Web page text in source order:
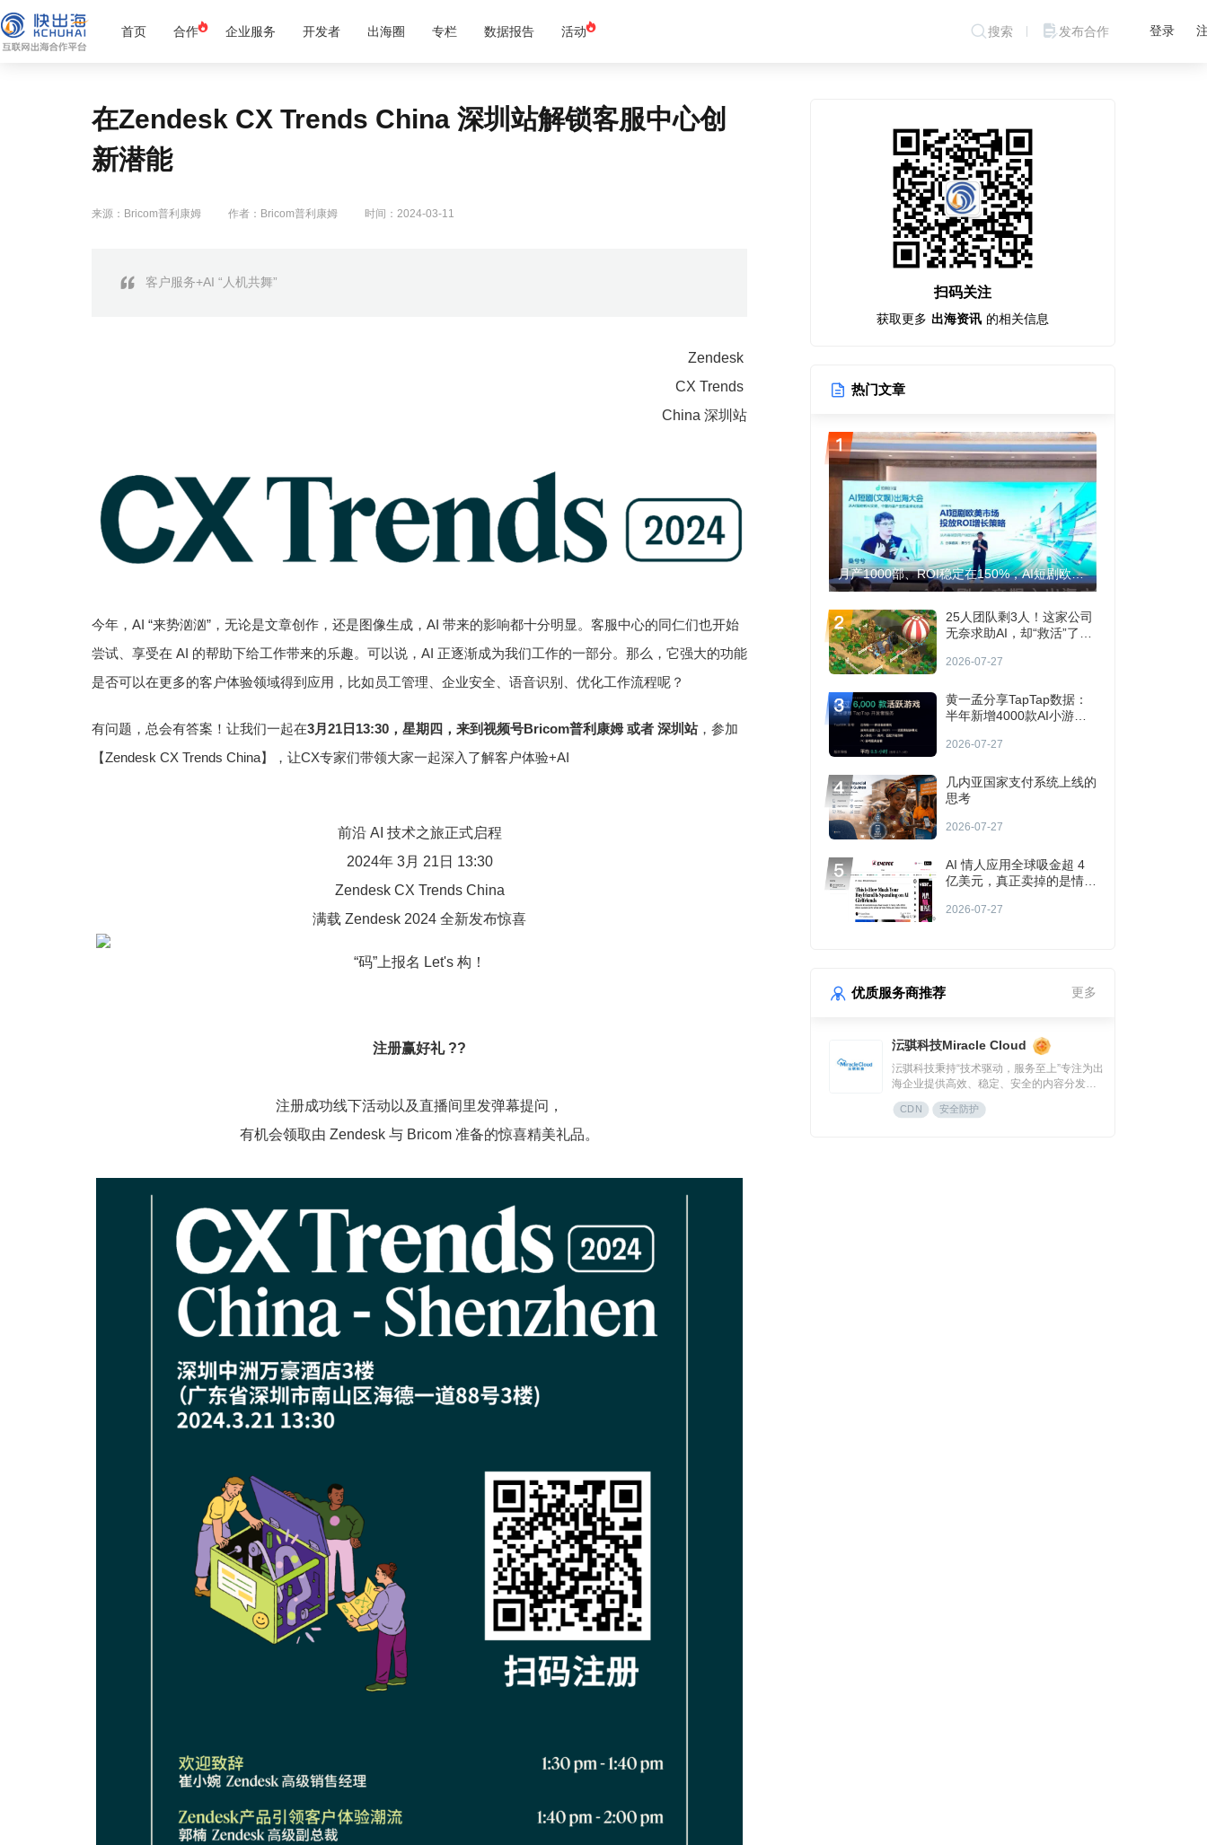
首页 合作 企业服务 开发者 出海圈 专栏 数据报告 活动 搜索 发布合作 登录
在Zendesk CX Trends China 深圳站解锁客服中心创
新潜能
来源：Bricom普利康姆 作者：Bricom普利康姆 时间：2024-03-11
客户服务+AI “人机共舞”
Zendesk
CX Trends
China 深圳站
今年，AI “来势汹汹”，无论是文章创作，还是图像生成，AI 带来的影响都十分明显。客服中心的同仁们也开始
尝试、享受在 AI 的帮助下给工作带来的乐趣。可以说，AI 正逐渐成为我们工作的一部分。那么，它强大的功能
是否可以在更多的客户体验领域得到应用，比如员工管理、企业安全、语音识别、优化工作流程呢？
有问题，总会有答案！让我们一起在3月21日13:30，星期四，来到视频号Bricom普利康姆 或者 深圳站，参加
【Zendesk CX Trends China】，让CX专家们带领大家一起深入了解客户体验+AI
前沿 AI 技术之旅正式启程
2024年 3月 21日 13:30
Zendesk CX Trends China
满载 Zendesk 2024 全新发布惊喜
“码”上报名 Let's 构！
注册赢好礼 ??
注册成功线下活动以及直播间里发弹幕提问，
有机会领取由 Zendesk 与 Bricom 准备的惊喜精美礼品。
扫码关注
获取更多 出海资讯 的相关信息
热门文章
月产1000部、ROI稳定在150%，AI短剧欧美生意怎么跑通？
25人团队剩3人！这家公司
无奈求助AI，却“救活”了收
2026-07-27
黄一孟分享TapTap数据：
半年新增4000款AI小游
2026-07-27
几内亚国家支付系统上线的
思考
2026-07-27
AI 情人应用全球吸金超 4
亿美元，真正卖掉的是情绪
2026-07-27
优质服务商推荐 更多
沄骐科技Miracle Cloud
沄骐科技秉持“技术驱动，服务至上”专注为出
海企业提供高效、稳定、安全的内容分发
（CDN）与云服务解决方案，是全球边缘云
领导者Fastly中国区首个合作伙伴。团队由业
CDN 安全防护